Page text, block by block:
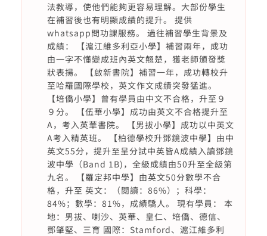
法教導，使他們能夠更容易理解。大部份學生
在補習後也有明顯成績的提升。 提供
whatsapp問功課服務。 過往補習學生背景及
成績： 【滬江維多利亞小學】補習兩年，成功
由一字不懂變成班內英文翹楚，獲老師頒發獎
狀表揚。 【啟新書院】補習一年，成功轉校升
至哈羅國際學校，英文作文成績突發猛進。
【培僑小學】曾有學員由中文不合格，升至９
９分。 【伍華小學】成功由英文不合格提升至
A，考入英華書院。 【男拔小學】成功以中英文
A考入精英班。 【柏德學校升鄧鏡波中學】由中
英文55分，提升至呈分試中英皆A成績入讀鄧鏡
波中學（Band 1B)，全級成績由50升至全級第
九名。 【羅定邦中學】由英文50分數學不合
格，升至 英文：（閱讀：86%）；科學：
84%；數學：81%，成績驕人。 現有學員： 本
地：男拔、喇沙、英華、皇仁、培僑、德信、
鄧肇堅、三育 國際：Stamford、滬江維多利